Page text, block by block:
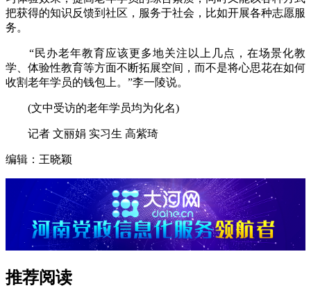
把获得的知识反馈到社区，服务于社会，比如开展各种志愿服
务。
“民办老年教育应该更多地关注以上几点，在场景化教
学、体验性教育等方面不断拓展空间，而不是将心思花在如何
收割老年学员的钱包上。”李一陵说。
(文中受访的老年学员均为化名)
记者 文丽娟 实习生 高紫琦
编辑：王晓颖
推荐阅读